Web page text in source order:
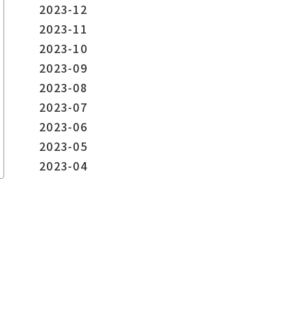
2023-12
2023-11
2023-10
2023-09
2023-08
2023-07
2023-06
2023-05
2023-04